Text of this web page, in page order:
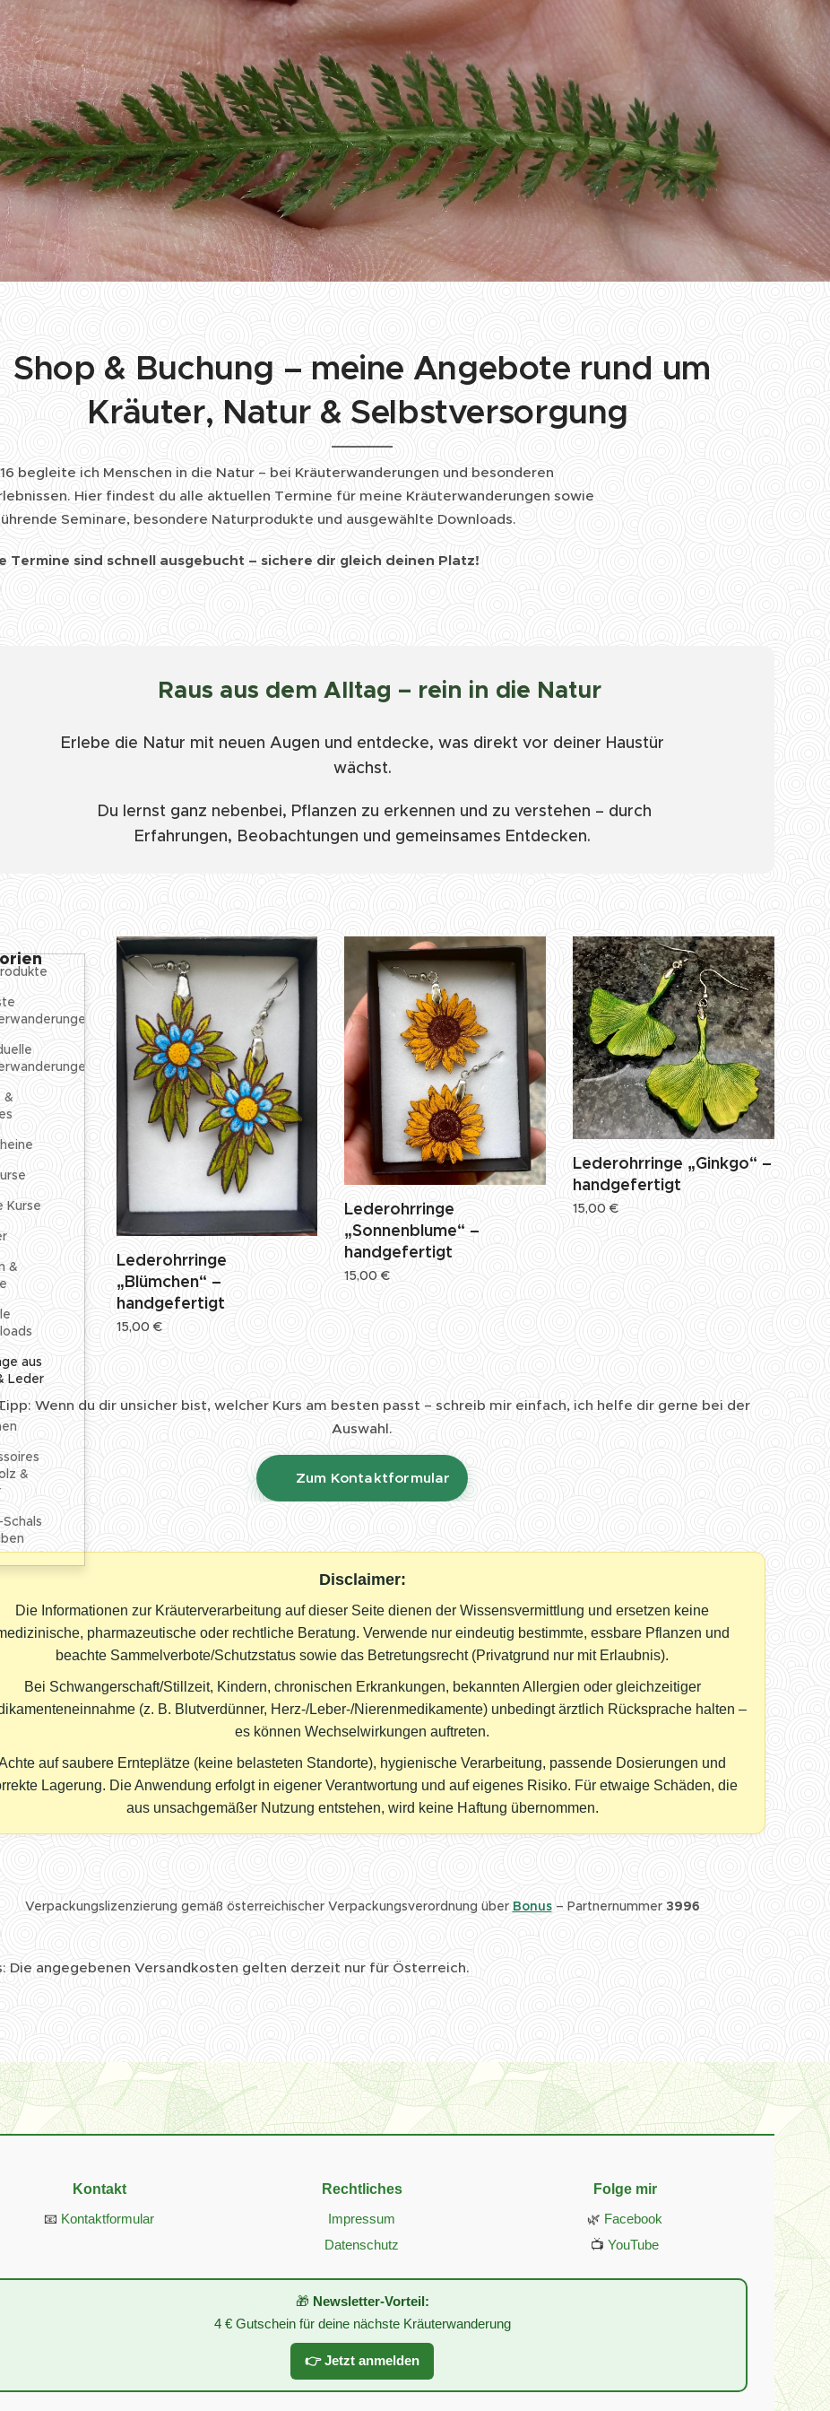
Shop & Buchung – meine Angebote rund um
Kräuter, Natur & Selbstversorgung
begleite ich Menschen in die Natur – bei Kräuterwanderungen und besonderen
Hier findest du alle aktuellen Termine für meine Kräuterwanderungen sowie
Seminare, besondere Naturprodukte und ausgewählte Downloads.
Termine sind schnell ausgebucht – sichere dir gleich deinen Platz!
🌿 Raus aus dem Alltag – rein in die Natur
Erlebe die Natur mit neuen Augen und entdecke, was direkt vor deiner Haustür
wächst.
👉 Du lernst ganz nebenbei, Pflanzen zu erkennen und zu verstehen – durch
Erfahrungen, Beobachtungen und gemeinsames Entdecken.
&
Kurse
&
aus
Leder
&
Lederohrringe
„Blümchen“ –
handgefertigt
15,00 €
Lederohrringe
„Sonnenblume“ –
handgefertigt
15,00 €
Lederohrringe „Ginkgo“ –
handgefertigt
15,00 €
Wenn du dir unsicher bist, welcher Kurs am besten passt – schreib mir einfach, ich helfe dir gerne bei der
Auswahl.
👉 Zum Kontaktformular
Disclaimer:
Die Informationen zur Kräuterverarbeitung auf dieser Seite dienen der Wissensvermittlung und ersetzen keine
pharmazeutische oder rechtliche Beratung. Verwende nur eindeutig bestimmte, essbare Pflanzen und
beachte Sammelverbote/Schutzstatus sowie das Betretungsrecht (Privatgrund nur mit Erlaubnis).
Bei Schwangerschaft/Stillzeit, Kindern, chronischen Erkrankungen, bekannten Allergien oder gleichzeitiger
(z. B. Blutverdünner, Herz-/Leber-/Nierenmedikamente) unbedingt ärztlich Rücksprache halten –
es können Wechselwirkungen auftreten.
auf saubere Ernteplätze (keine belasteten Standorte), hygienische Verarbeitung, passende Dosierungen und
Lagerung. Die Anwendung erfolgt in eigener Verantwortung und auf eigenes Risiko. Für etwaige Schäden, die
aus unsachgemäßer Nutzung entstehen, wird keine Haftung übernommen.
Verpackungslizenzierung gemäß österreichischer Verpackungsverordnung über Bonus– Partnernummer 3996
Die angegebenen Versandkosten gelten derzeit nur für Österreich.
Kontakt
📧 Kontaktformular
Rechtliches
Impressum
Datenschutz
Folge mir
🌿 Facebook
📺YouTube
🎁 Newsletter-Vorteil:
4 € Gutschein für deine nächste Kräuterwanderung
👉 Jetzt anmelden